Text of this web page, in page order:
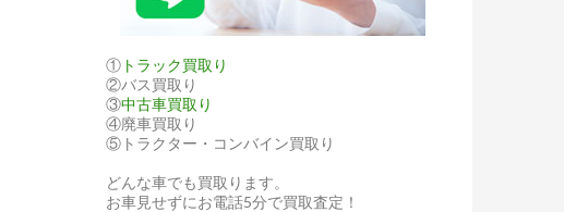
① トラック買取り
②バス買取り
③中古車買取り
④廃車買取り
⑤トラクター・コンバイン買取り
どんな車でも買取ります。
お車見せずにお電話5分で買取査定！